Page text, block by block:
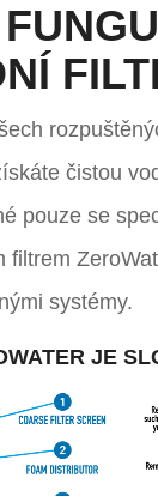
čistou
pouze se
filtrem
systémy.
JE